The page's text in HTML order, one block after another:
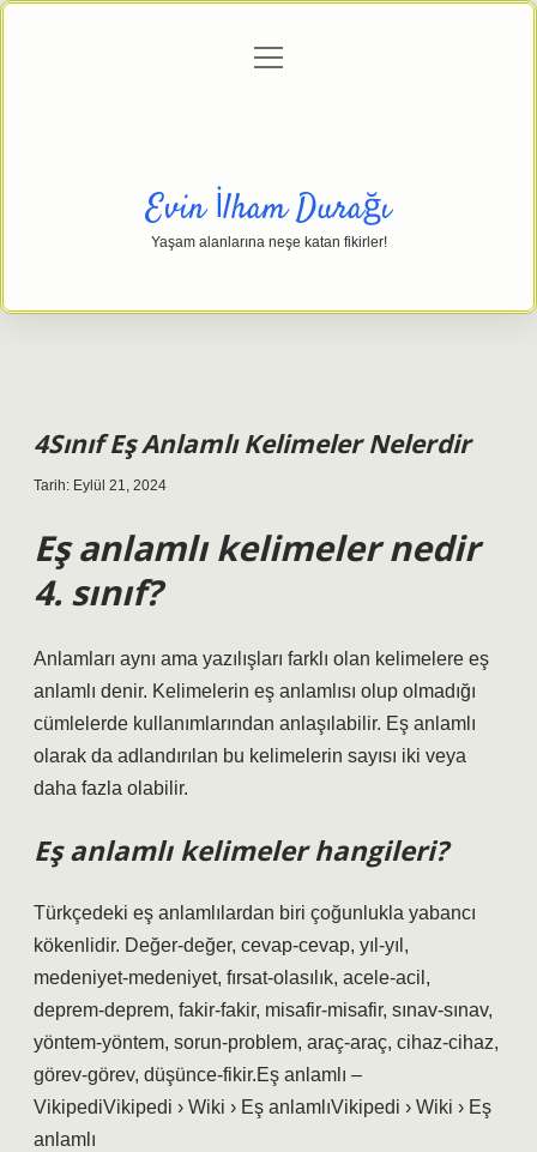
Gizlilik Politikası
menüyü
Evin İlham Durağı
Yaşam alanlarına neşe katan fikirler!
4Sınıf Eş Anlamlı Kelimeler Nelerdir
Tarih: Eylül 21, 2024
Eş anlamlı kelimeler nedir
4. sınıf?
Anlamları aynı ama yazılışları farklı olan kelimelere eş
anlamlı denir. Kelimelerin eş anlamlısı olup olmadığı
cümlelerde kullanımlarından anlaşılabilir. Eş anlamlı
olarak da adlandırılan bu kelimelerin sayısı iki veya
daha fazla olabilir.
Eş anlamlı kelimeler hangileri?
Türkçedeki eş anlamlılardan biri çoğunlukla yabancı
kökenlidir. Değer-değer, cevap-cevap, yıl-yıl,
medeniyet-medeniyet, fırsat-olasılık, acele-acil,
deprem-deprem, fakir-fakir, misafir-misafir, sınav-sınav,
yöntem-yöntem, sorun-problem, araç-araç, cihaz-cihaz,
görev-görev, düşünce-fikir.Eş anlamlı –
VikipediVikipedi › Wiki › Eş anlamlıVikipedi › Wiki › Eş
anlamlı